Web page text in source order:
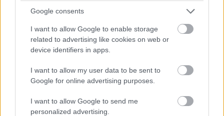
Google consents
I want to allow Google to enable storage
related to advertising like cookies on web or
device identifiers in apps.
I want to allow my user data to be sent to
Google for online advertising purposes.
I want to allow Google to send me
personalized advertising.
Verstappentől. Érdekesség, hogy mindkét Ferrari a kemény
gumikon dolgozik. Leclerc jelenleg a hetedik helyen van, de
ugyanazon az abroncson van kint, mint korábban a
csapattársa.